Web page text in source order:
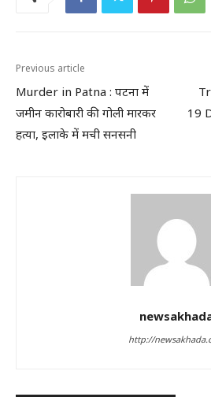
Previous article
Murder in Patna : पटना में
जमीन कारोबारी की गोली मारकर
हत्या, इलाके में मची सनसनी
19
http://